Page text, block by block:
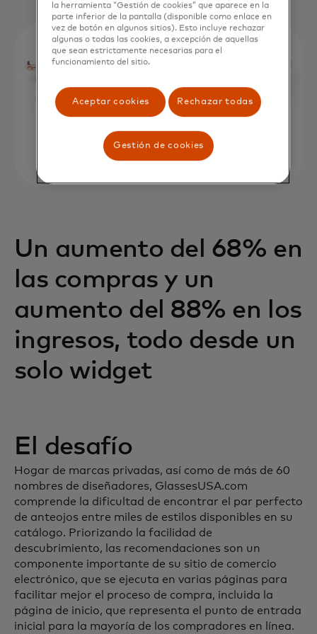
Un aumento del 68% en
las compras y un
aumento del 88% en los
ingresos, todo desde un
solo widget
El desafío
Hogar de marcas privadas, así como de más de 60
nombres de diseñadores, GlassesUSA.com
comprende la dificultad de encontrar el par perfecto
de anteojos entre miles de estilos disponibles en su
catálogo. Priorizando la facilidad de
descubrimiento, las recomendaciones son un
componente importante de su sitio de comercio
electrónico, que se ejecuta en varias páginas para
facilitar mejor el proceso de compra, incluida la
página de inicio, que representa el punto de entrada
inicial para la mayoría de los compradores en línea.
la herramienta “Gestión de cookies” que aparece en la
parte inferior de la pantalla (disponible como enlace en
vez de botón en algunos sitios). Esto incluye rechazar
algunas o todas las cookies, a excepción de aquellas
que sean estrictamente necesarias para el
funcionamiento del sitio.
Aceptar cookies Rechazar todas
Gestión de cookies